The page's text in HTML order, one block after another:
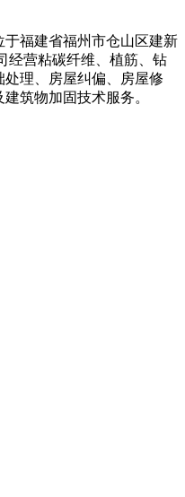
福建省福州市仓山区建新
经营粘碳纤维、植筋、钻
理、房屋纠偏、房屋修
筑物加固技术服务。